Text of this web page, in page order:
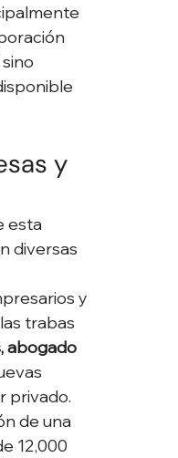
y
esta
diversas
y
trabas
abogado
privado.
de una
12,000